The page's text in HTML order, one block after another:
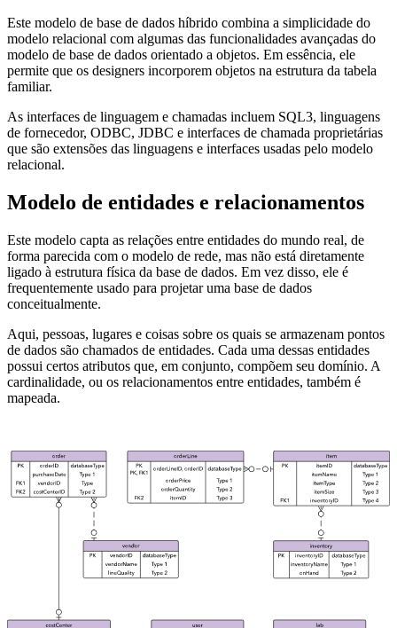
Este modelo de base de dados híbrido combina a simplicidade do
modelo relacional com algumas das funcionalidades avançadas do
modelo de base de dados orientado a objetos. Em essência, ele
permite que os designers incorporem objetos na estrutura da tabela
familiar.
As interfaces de linguagem e chamadas incluem SQL3, linguagens
de fornecedor, ODBC, JDBC e interfaces de chamada proprietárias
que são extensões das linguagens e interfaces usadas pelo modelo
relacional.
Modelo de entidades e relacionamentos
Este modelo capta as relações entre entidades do mundo real, de
forma parecida com o modelo de rede, mas não está diretamente
ligado à estrutura física da base de dados. Em vez disso, ele é
frequentemente usado para projetar uma base de dados
conceitualmente.
Aqui, pessoas, lugares e coisas sobre os quais se armazenam pontos
de dados são chamados de entidades. Cada uma dessas entidades
possui certos atributos que, em conjunto, compõem seu domínio. A
cardinalidade, ou os relacionamentos entre entidades, também é
mapeada.